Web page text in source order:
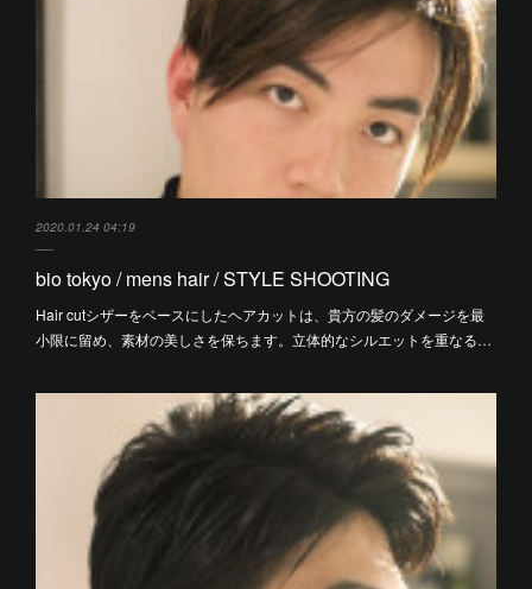
2020.01.24 04:19
bio tokyo / mens hair / STYLE SHOOTING
Hair cutシザーをベースにしたヘアカットは、貴方の髪のダメージを最
小限に留め、素材の美しさを保ちます。立体的なシルエットを重なる…